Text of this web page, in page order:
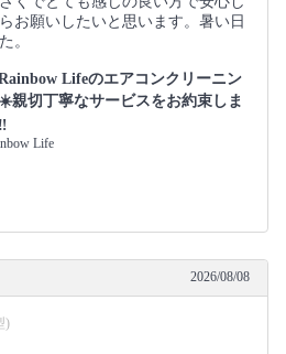
お願いしたいと思います。暑い日
。
Lifeのエアコンクリーニン
親切丁寧なサービスをお約束しま
Life
2026/08/08
)